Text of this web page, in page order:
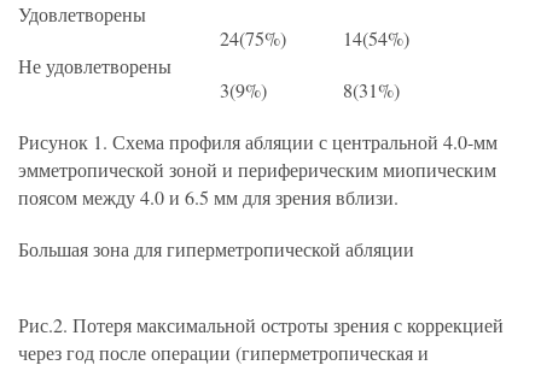
Удовлетворены
Не удовлетворены
24(75%)
3(9%)
14(54%)
8(31%)
Рисунок 1. Схема профиля абляции с центральной 4.0-мм
эмметропической зоной и периферическим миопическим
поясом между 4.0 и 6.5 мм для зрения вблизи.
Большая зона для гиперметропической абляции
Рис.2. Потеря максимальной остроты зрения с коррекцией
через год после операции (гиперметропическая и